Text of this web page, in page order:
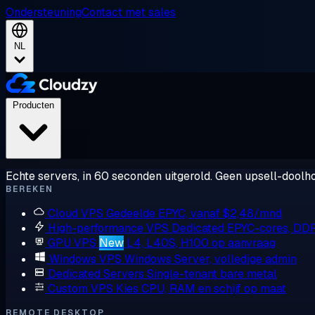
OndersteuningContact met sales
NL
Echte servers, in 60 seconden uitgerold. Geen upsell-
BEREKEN
Cloud VPS Gedeelde EPYC, vanaf $2,48/mnd
High-performance VPS Dedicated EPYC-cores,
GPU VPS New L4, L40S, H100 op aanvraag
Windows VPS Windows Server, volledige admin
Dedicated Servers Single-tenant bare metal
Custom VPS Kies CPU, RAM en schijf op maat